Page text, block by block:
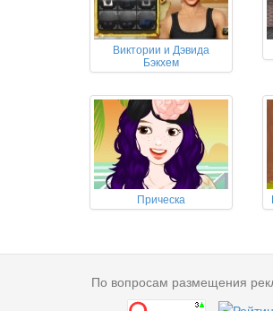
Виктории и Дэвида
Бэкхем
Прическа
По вопросам размещения